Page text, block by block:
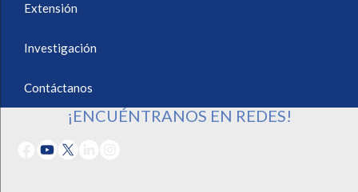
Extensión
Investigación
Contáctanos
¡ENCUÉNTRANOS EN REDES!